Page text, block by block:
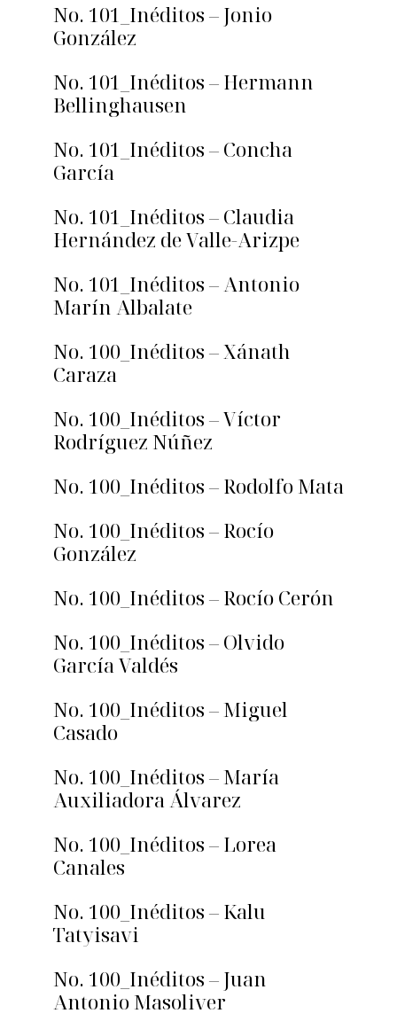
No. 101_Inéditos – Jonio
González
No. 101_Inéditos – Hermann
Bellinghausen
No. 101_Inéditos – Concha
García
No. 101_Inéditos – Claudia
Hernández de Valle-Arizpe
No. 101_Inéditos – Antonio
Marín Albalate
No. 100_Inéditos – Xánath
Caraza
No. 100_Inéditos – Víctor
Rodríguez Núñez
No. 100_Inéditos – Rodolfo Mata
No. 100_Inéditos – Rocío
González
No. 100_Inéditos – Rocío Cerón
No. 100_Inéditos – Olvido
García Valdés
No. 100_Inéditos – Miguel
Casado
No. 100_Inéditos – María
Auxiliadora Álvarez
No. 100_Inéditos – Lorea
Canales
No. 100_Inéditos – Kalu
Tatyisavi
No. 100_Inéditos – Juan
Antonio Masoliver